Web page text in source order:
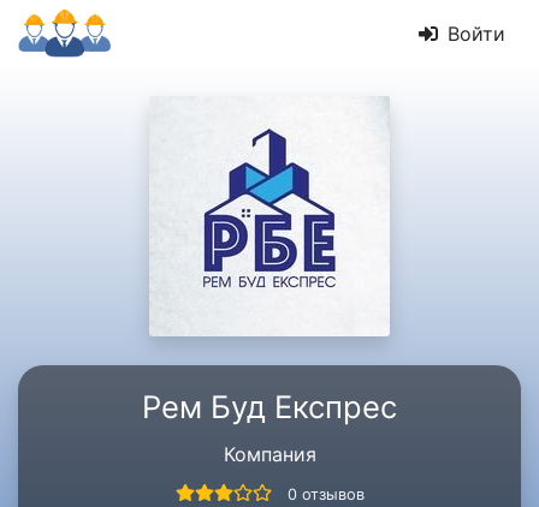
Войти
Рем Буд Експрес
Компания
0 отзывов